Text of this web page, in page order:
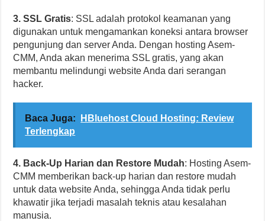
3. SSL Gratis: SSL adalah protokol keamanan yang
digunakan untuk mengamankan koneksi antara browser
pengunjung dan server Anda. Dengan hosting Asem-
CMM, Anda akan menerima SSL gratis, yang akan
membantu melindungi website Anda dari serangan
hacker.
Baca Juga:
HBluehost Cloud Hosting: Review
Terlengkap
4. Back-Up Harian dan Restore Mudah: Hosting Asem-
CMM memberikan back-up harian dan restore mudah
untuk data website Anda, sehingga Anda tidak perlu
khawatir jika terjadi masalah teknis atau kesalahan
manusia.